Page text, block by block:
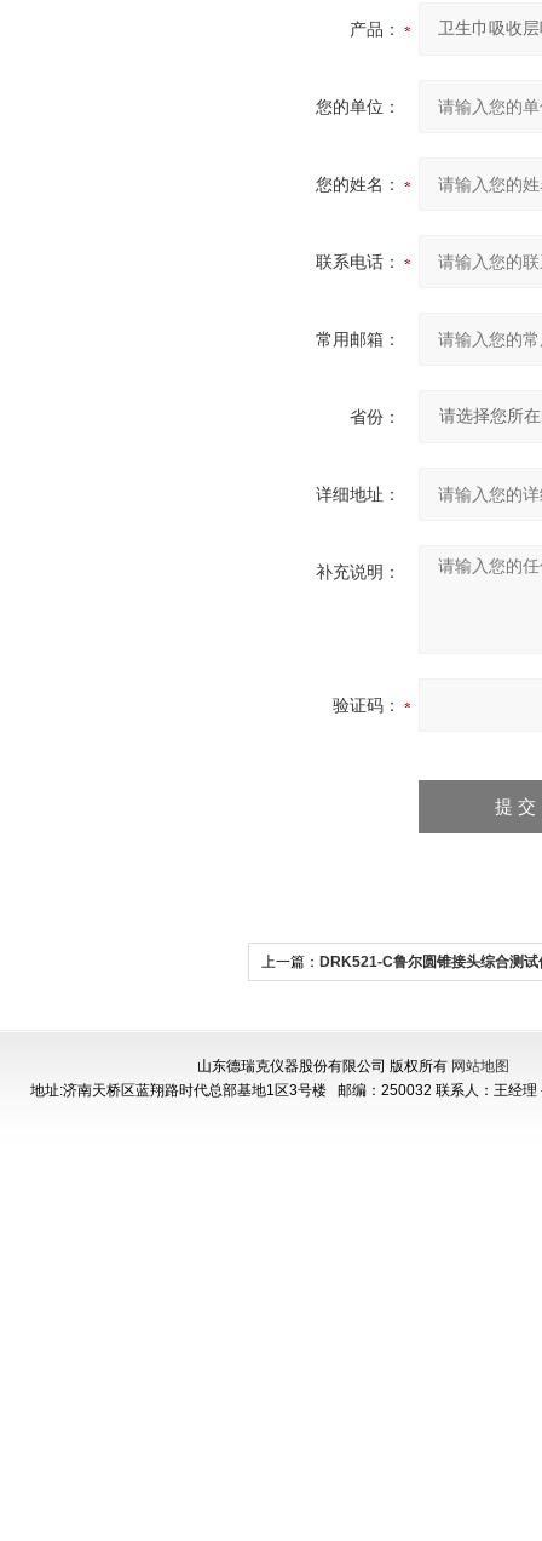
产品：
您的单位：
您的姓名：
联系电话：
常用邮箱：
省份：
详细地址：
补充说明：
验证码：
上一篇： DRK521-C鲁尔圆锥接头综合测试
山东德瑞克仪器股份有限公司 版权所有 网站地图
地址:济南天桥区蓝翔路时代总部基地1区3号楼 邮编：250032 联系人：王经